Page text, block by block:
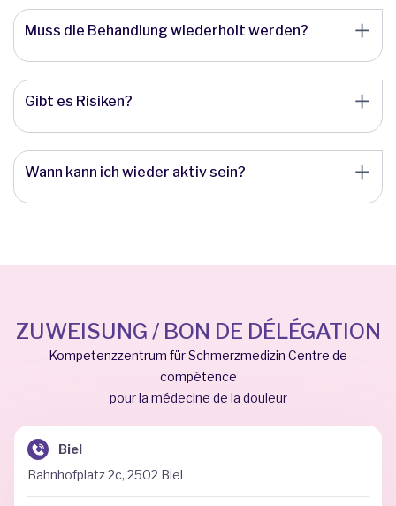
Muss die Behandlung wiederholt werden?
Gibt es Risiken?
Wann kann ich wieder aktiv sein?
ZUWEISUNG / BON DE DÉLÉGATION
Kompetenzzentrum für Schmerzmedizin Centre de
compétence
pour la médecine de la douleur
Biel
Bahnhofplatz 2c, 2502 Biel